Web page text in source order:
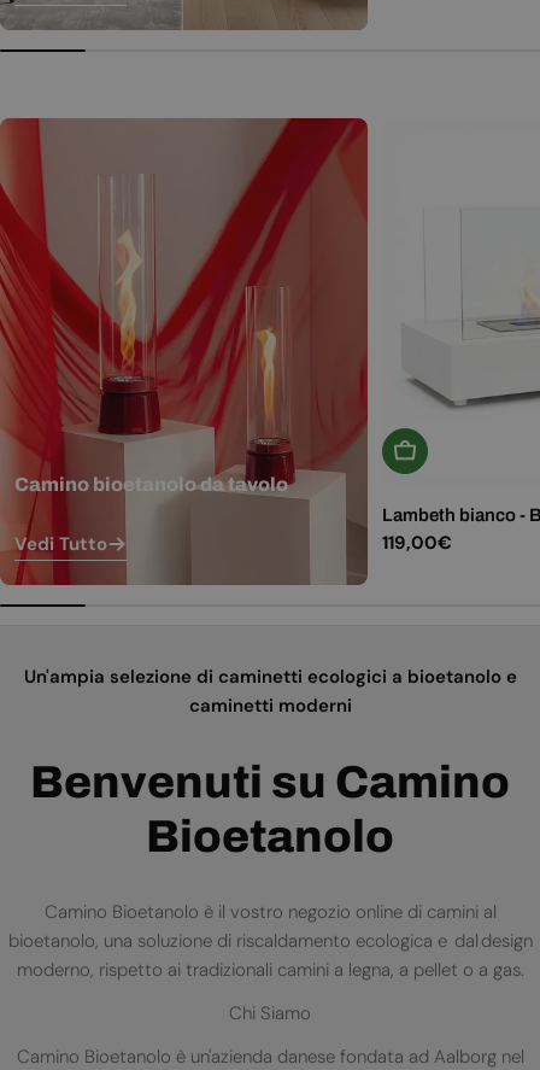
Camino bioetanolo da tavolo
Vedi Tutto
Aggiungi Al
Lambeth bianco -
Prezzo
119,00€
Un'ampia selezione di caminetti ecologici a bioetanolo e
caminetti moderni
Benvenuti su Camino
Bioetanolo
Camino Bioetanolo è il vostro negozio online di camini al
bioetanolo, una soluzione di riscaldamento ecologica e dal design
moderno, rispetto ai tradizionali camini a legna, a pellet o a gas.
Chi Siamo
Camino Bioetanolo è un'azienda danese fondata ad Aalborg nel